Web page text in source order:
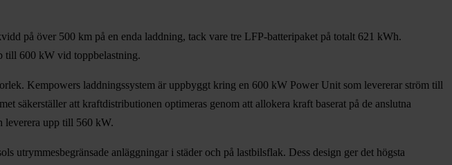
på över 500 km på en enda laddning, tack vare tre LFP-batteripaket på totalt 621 kWh.
till 600 kW vid toppbelastning.
Kempowers laddningssystem är uppbyggt kring en 600 kW Power Unit som levererar ström till
säkerställer att kraftdistributionen optimeras genom att allokera kraft baserat på de anslutna
leverera upp till 560 kW.
utrymmesbegränsade anläggningar i städer och på lastbilsflak. Dess design ger det högsta